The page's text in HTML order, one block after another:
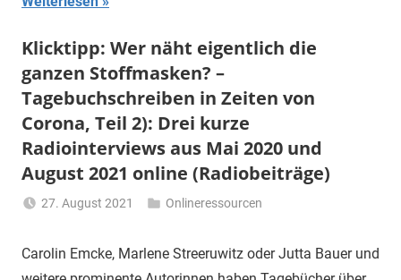
Klicktipp: Wer näht eigentlich die
ganzen Stoffmasken? –
Tagebuchschreiben in Zeiten von
Corona, Teil 2): Drei kurze
Radiointerviews aus Mai 2020 und
August 2021 online (Radiobeiträge)
27. August 2021
Gerhalter
Onlineressourcen
Carolin Emcke, Marlene Streeruwitz oder Jutta Bauer und